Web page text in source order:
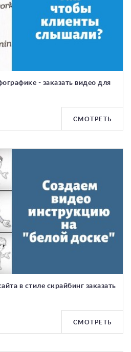
- заказать видео для
СМОТРЕТЬ
в стиле скрайбинг заказать
СМОТРЕТЬ